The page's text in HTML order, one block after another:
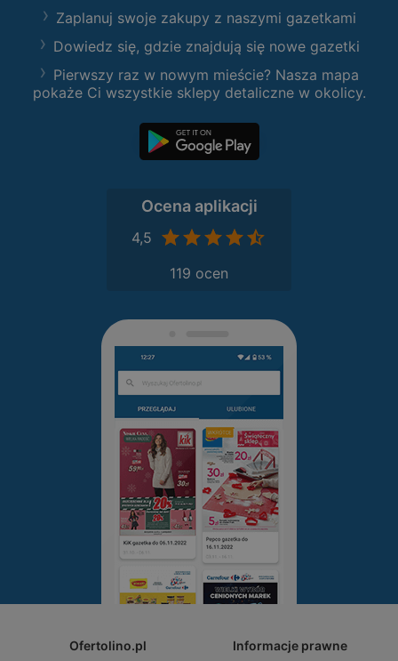
Zaplanuj swoje zakupy z naszymi gazetkami
Dowiedz się, gdzie znajdują się nowe gazetki
Pierwszy raz w nowym mieście? Nasza mapa
pokaże Ci wszystkie sklepy detaliczne w okolicy.
Ocena aplikacji
4,5
119 ocen
Ofertolino.pl Informacje prawne